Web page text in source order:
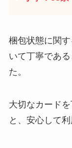
梱包状態に関
いて丁寧であ
た。
大切なカード
と、安心して